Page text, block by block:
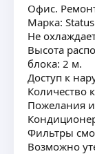
Офис.
Марка:
Не
Высота
блока: 2 м.
Доступ к
Количество
Пожелания
Фильтры
Возможно